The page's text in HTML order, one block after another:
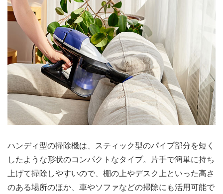
ハンディ型の掃除機は、スティック型のパイプ部分を短く
したような形状のコンパクトなタイプ。片手で簡単に持ち
上げて掃除しやすいので、棚の上やデスク上といった高さ
のある場所のほか、車やソファなどの掃除にも活用可能で